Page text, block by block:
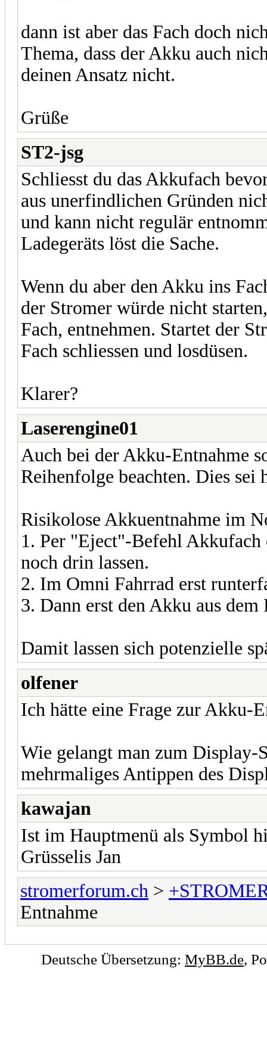
dann ist aber das Fach doch
Thema, dass der Akku auch
deinen Ansatz nicht.
Grüße
ST2-jsg
Schliesst du das Akkufach
aus unerfindlichen Gründen
und kann nicht regulär
Ladegeräts löst die Sache.
Wenn du aber den Akku ins
der Stromer würde nicht
Fach, entnehmen. Startet der
Fach schliessen und losdüsen.
Klarer?
Laserengine01
Auch bei der Akku-Entnahme
Reihenfolge beachten. Dies
Risikolose Akkuentnahme im
1. Per "Eject"-Befehl
noch drin lassen.
2. Im Omni Fahrrad erst
3. Dann erst den Akku aus dem
Damit lassen sich potenzielle
olfener
Ich hätte eine Frage zur Akku-
Wie gelangt man zum
mehrmaliges Antippen des
kawajan
Ist im Hauptmenü als Symbol
Grüsselis Jan
stromerforum.ch >
Entnahme
Deutsche Übersetzung: MyBB.de,